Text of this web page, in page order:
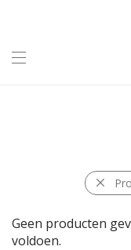
Geen producten
voldoen.